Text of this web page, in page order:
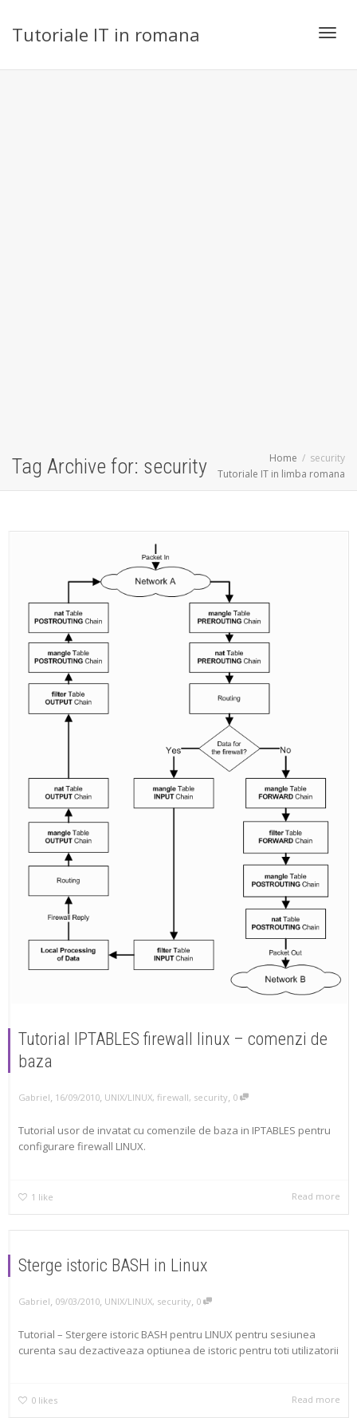
Tutoriale IT in romana
Tag Archive for: security Home
security
Tutoriale IT in limba romana
Tutorial IPTABLES firewall linux – comenzi de
baza
Gabriel, 16/09/2010, UNIX/LINUX, firewall, security, 0
Tutorial usor de invatat cu comenzile de baza in IPTABLES pentru
configurare firewall LINUX.
1 like Read more
Sterge istoric BASH in Linux
Gabriel, 09/03/2010, UNIX/LINUX, security, 0
Tutorial – Stergere istoric BASH pentru LINUX pentru sesiunea
curenta sau dezactiveaza optiunea de istoric pentru toti utilizatorii
0 likes Read more